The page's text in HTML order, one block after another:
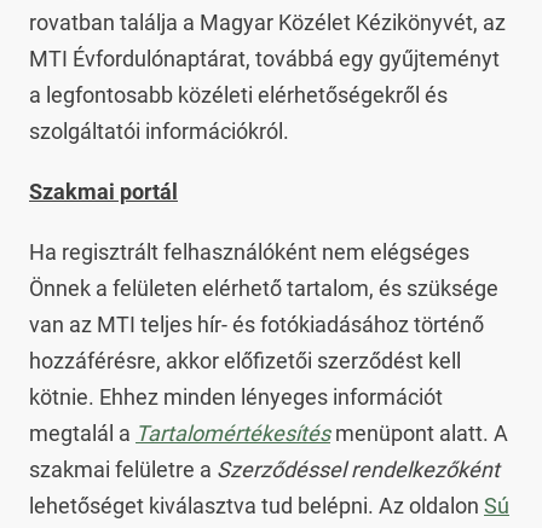
rovatban találja a Magyar Közélet Kézikönyvét, az
MTI Évfordulónaptárat, továbbá egy gyűjteményt
a legfontosabb közéleti elérhetőségekről és
szolgáltatói információkról.
Szakmai portál
Ha regisztrált felhasználóként nem elégséges
Önnek a felületen elérhető tartalom, és szüksége
van az MTI teljes hír- és fotókiadásához történő
hozzáférésre, akkor előfizetői szerződést kell
kötnie. Ehhez minden lényeges információt
megtalál a Tartalomértékesítés menüpont alatt. A
szakmai felületre a Szerződéssel rendelkezőként
lehetőséget kiválasztva tud belépni. Az oldalon Sú